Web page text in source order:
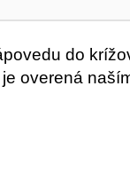
do
overená